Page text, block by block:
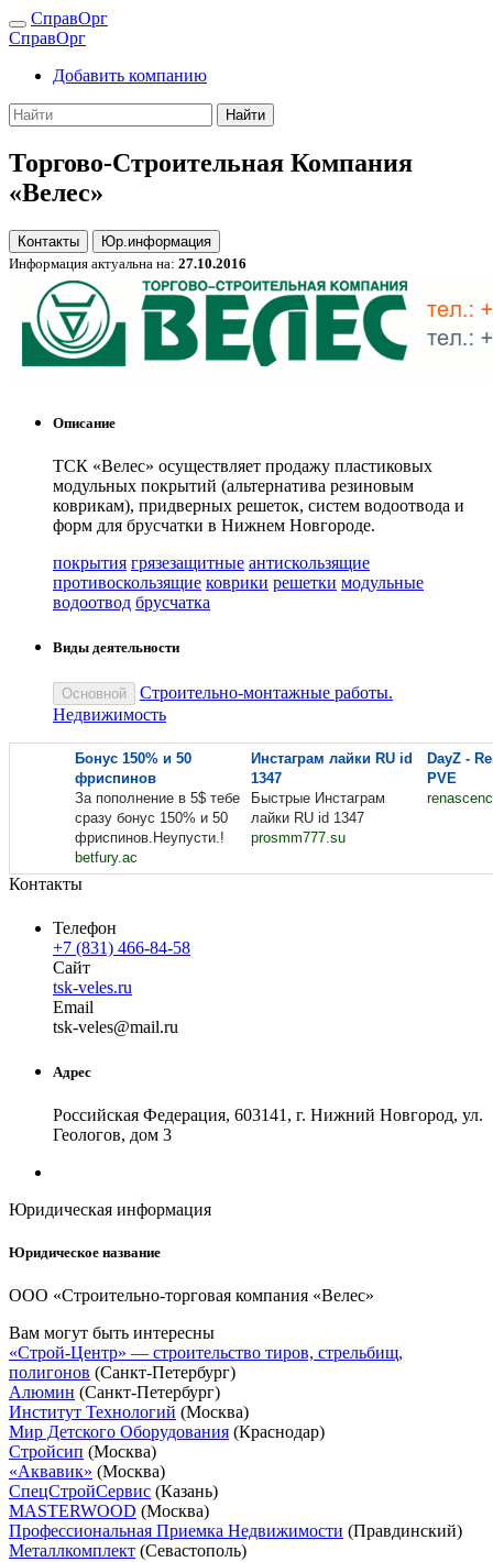
СправОрг
СправОрг
Добавить компанию
Найти
Торгово-Строительная Компания
«Велес»
Контакты
Юр.информация
Информация актуальна на: 27.10.2016
Описание
ТСК «Велес» осуществляет продажу пластиковых
модульных покрытий (альтернатива резиновым
коврикам), придверных решеток, систем водоотвода и
форм для брусчатки в Нижнем Новгороде.
покрытия грязезащитные антискользящие
противоскользящие коврики решетки модульные
водоотвод брусчатка
Виды деятельности
Основной
Строительно-монтажные работы.
Недвижимость
Бонус 150% и 50
фриспинов
За пополнение в 5$ тебе
сразу бонус 150% и 50
фриспинов.Неупусти.!
betfury.ac
Инстаграм лайки RU id
1347
Быстрые Инстаграм
лайки RU id 1347
prosmm777.su
DayZ -
PVE
Контакты
Телефон
+7 (831) 466-84-58
Сайт
tsk-veles.ru
Email
tsk-veles@mail.ru
Адрес
Российская Федерация, 603141, г. Нижний Новгород, ул.
Геологов, дом 3
Юридическая информация
Юридическое название
ООО «Строительно-торговая компания «Велес»
Вам могут быть интересны
«Строй-Центр» — строительство тиров, стрельбищ,
полигонов (Санкт-Петербург)
Алюмин (Санкт-Петербург)
Институт Технологий (Москва)
Мир Детского Оборудования (Краснодар)
Стройсип (Москва)
«Аквавик» (Москва)
СпецСтройСервис (Казань)
MASTERWOOD (Москва)
Профессиональная Приемка Недвижимости (Правдинский)
Металлкомплект (Севастополь)